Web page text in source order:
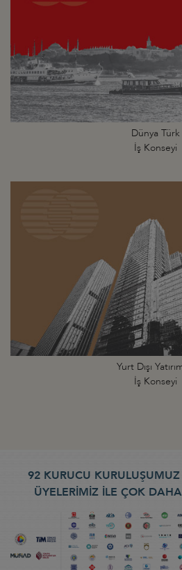
Dünya Türk
İş Konseyi
Yurt Dışı
İş Konseyi
92 KURUCU
ÜYELERİMİZ İLE ÇOK